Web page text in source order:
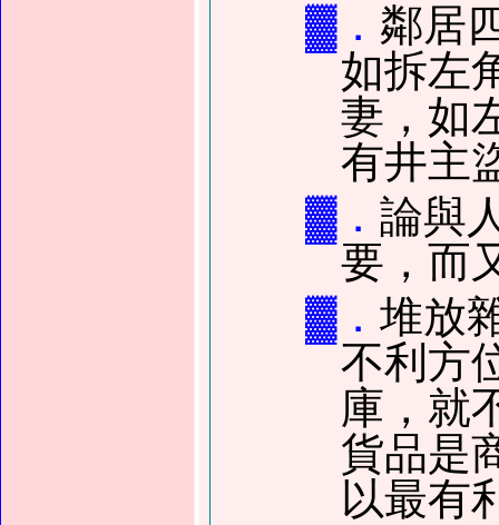
▓． 鄰居
如拆左
妻，如
有井主
▓． 論與
要，而
▓． 堆放
不利方
庫，就
貨品是
以最有